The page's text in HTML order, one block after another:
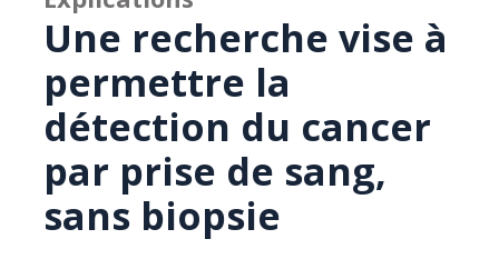
Une recherche vise à
permettre la
détection du cancer
par prise de sang,
sans biopsie